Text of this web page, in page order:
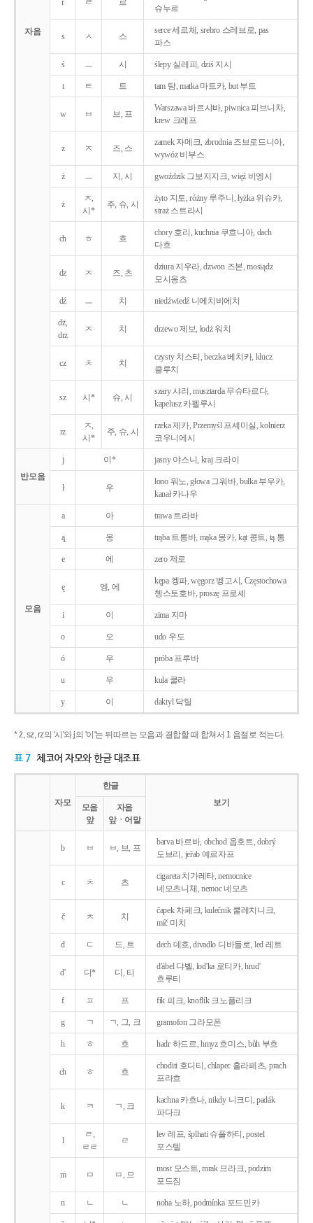
자음
r ㄹ 르
슈누르
s ㅅ 스
serce 세르체, srebro 스레브로, pas
파스
ś ㅡ 시 ślepy 실레피, dziś 지시
t ㅌ 트 tam 탐, matka 마트카, but 부트
w ㅂ 브, 프
Warszawa 바르샤바, piwnica 피브니차,
krew 크레프
z ㅈ 즈, 스
zamek 자메크, zbrodnia 즈브로드니아,
wywóz 비부스
ź ㅡ 지, 시 gwoździk 그보지지크, więź 비엥시
ż
ㅈ,
시*
주, 슈, 시
żyto 지토, różny 루주니, łyżka 위슈카,
straż 스트라시
ch ㅎ 흐
chory 호리, kuchnia 쿠흐니아, dach
다흐
dz ㅈ 즈, 츠
dziura 지우라, dzwon 즈본, mosiądz
모시옹츠
dź ㅡ 치 niedźwiedź 니에치비에치
dż,
drz
ㅈ 치 drzewo 제보, łodż 워치
cz ㅊ 치
czysty 치스티, beczka 베치카, klucz
클루치
sz 시* 슈, 시
szary 샤리, musztarda 무슈타르다,
kapelusz 카펠루시
rz
ㅈ,
시*
주, 슈, 시
rzeka 제카, Przemyśl 프셰미실, kołnierz
코우니에시
반모음
j 이* jasny 야스니, kraj 크라이
ł 우
łono 워노, głowa 그워바, bułka 부우카,
kanał 카나우
모음
a 아 trawa 트라바
ą̨ 옹 trąba 트롱바, mąka 몽카, kąt 콩트, tą 통
e 에 zero 제로
ę 엥, 에
kępa 켕파, węgorz 벵고시, Częstochowa
쳉스토호바, proszę 프로셰
i 이 zima 지마
o 오 udo 우도
ó 우 próba 프루바
u 우 kula 쿨라
y 이 daktyl 닥틸
* ż, sz, rz의 '시'와 j의 '이'는 뒤따르는 모음과 결합할 때 합쳐서 1 음절로 적는다.
표 7 체코어 자모와 한글 대조표
자모
한글
보기
모음
앞
자음
앞ㆍ어말
b ㅂ ㅂ, 브, 프
barva 바르바, obchod 옵호트, dobrý
도브리, jeřab 예르자프
c ㅊ 츠
cigareta 치가레타, nemocnice
네모츠니체, nemoc 네모츠
č ㅊ 치
čapek 차페크, kulečnik 쿨레치니크,
míč 미치
d ㄷ 드, 트 dech 데흐, divadlo 디바들로, led 레트
d' 디* 디, 티
d'ábel 댜벨, lod'ka 로티카, hrud'
흐루티
f ㅍ 프 fík 피크, knoflík 크노플리크
g ㄱ ㄱ, 그, 크 gramofon 그라모폰
h ㅎ 흐 hadr 하드르, hmyz 흐미스, bůh 부흐
ch ㅎ 흐
choditi 호디티, chlapec 흘라페츠, prach
프라흐
k ㅋ ㄱ, 크
kachna 카흐나, nikdy 니크디, padák
파다크
l
ㄹ,
ㄹㄹ
ㄹ
lev 레프, šplhati 슈플하티, postel
포스텔
m ㅁ ㅁ, 므
most 모스트, mrak 므라크, podzim
포드짐
n ㄴ ㄴ noha 노하, podmínka 포드민카